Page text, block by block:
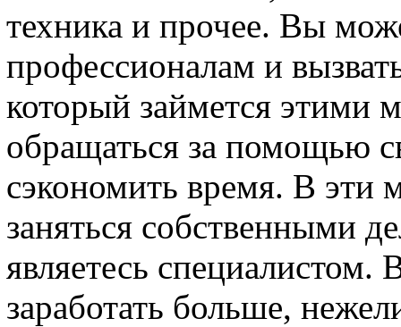
техника и прочее. Вы
профессионалам и
который займется этими
обращаться за помощью
сэкономить время. В эти
заняться собственными
являетесь
заработать больше,